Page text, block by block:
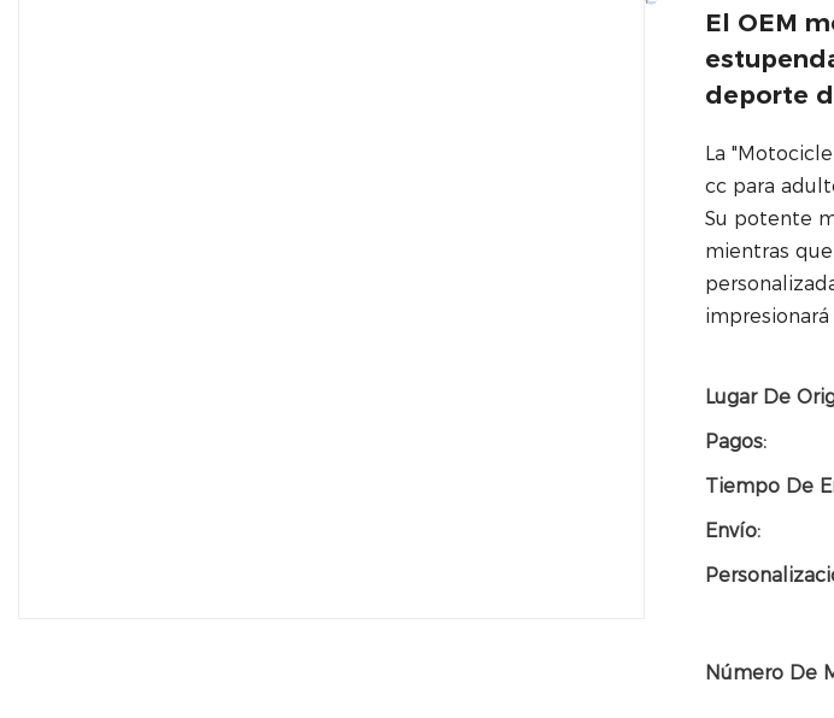
El OEM
deporte
La
cc para
Su potente
mientras
Lugar De
Pagos:
Tiempo De
Envío:
Número De